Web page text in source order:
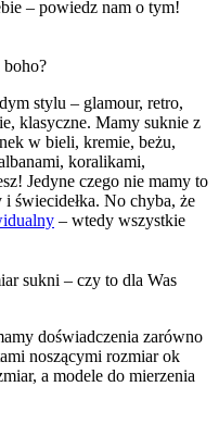
– powiedz nam o tym!
stylu – glamour, retro,
klasyczne. Mamy suknie z
w bieli, kremie, beżu,
koralikami,
Jedyne czego nie mamy to
świecidełka. No chyba, że
– wtedy wszystkie
sukni – czy to dla Was
doświadczenia zarówno
noszącymi rozmiar ok
a modele do mierzenia